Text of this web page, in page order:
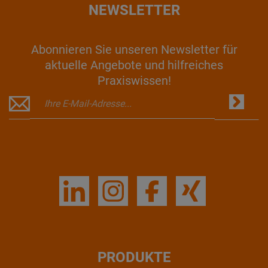
NEWSLETTER
Abonnieren Sie unseren Newsletter für
aktuelle Angebote und hilfreiches
Praxiswissen!
PRODUKTE